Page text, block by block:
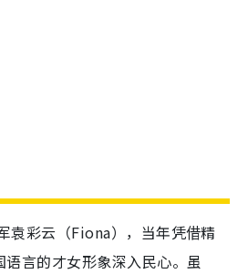
袁彩云（Fiona），当年凭借精
言的才女形象深入民心。虽